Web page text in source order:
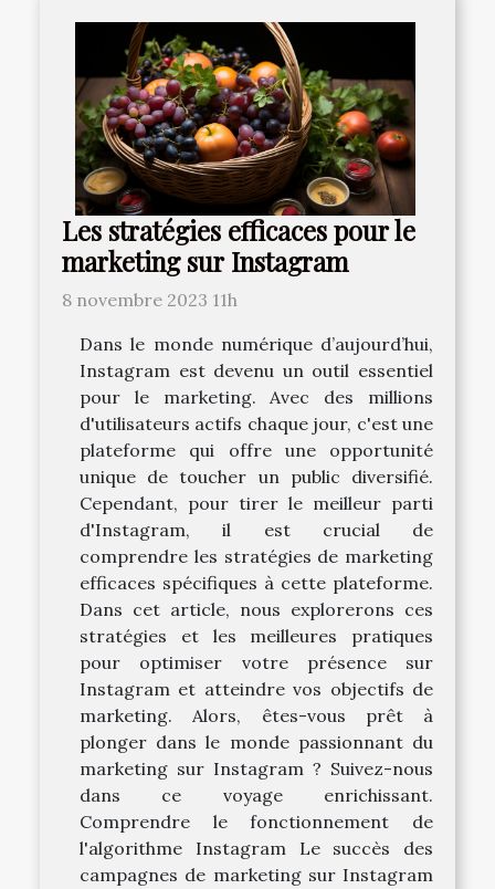
Les stratégies efficaces pour le
marketing sur Instagram
8 novembre 2023 11h
Dans le monde numérique d’aujourd’hui,
Instagram est devenu un outil essentiel
pour le marketing. Avec des millions
d'utilisateurs actifs chaque jour, c'est une
plateforme qui offre une opportunité
unique de toucher un public diversifié.
Cependant, pour tirer le meilleur parti
d'Instagram, il est crucial de
comprendre les stratégies de marketing
efficaces spécifiques à cette plateforme.
Dans cet article, nous explorerons ces
stratégies et les meilleures pratiques
pour optimiser votre présence sur
Instagram et atteindre vos objectifs de
marketing. Alors, êtes-vous prêt à
plonger dans le monde passionnant du
marketing sur Instagram ? Suivez-nous
dans ce voyage enrichissant.
Comprendre le fonctionnement de
l'algorithme Instagram Le succès des
campagnes de marketing sur Instagram